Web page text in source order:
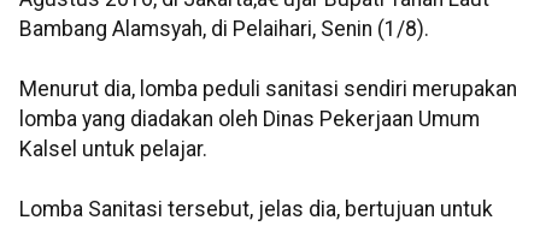
Bambang Alamsyah, di Pelaihari, Senin (1/8).
Menurut dia, lomba peduli sanitasi sendiri merupakan
lomba yang diadakan oleh Dinas Pekerjaan Umum
Kalsel untuk pelajar.
Lomba Sanitasi tersebut, jelas dia, bertujuan untuk